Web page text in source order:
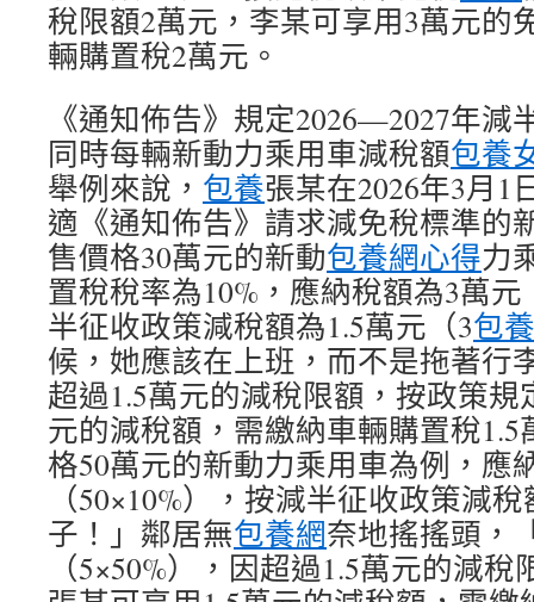
稅限額2萬元，李某可享用3萬元的
輛購置稅2萬元。
《通知佈告》規定2026—2027年減
同時每輛新動力乘用車減稅額包養
舉例來說， 包養張某在2026年3月1
適《通知佈告》請求減免稅標準的
售價格30萬元的新動包養網心得力
置稅稅率為10%，應納稅額為3萬元
半征收政策減稅額為1.5萬元（3包
候，她應該在上班，而不是拖著行
超過1.5萬元的減稅限額，按政策規
元的減稅額，需繳納車輛購置稅1.5
格50萬元的新動力乘用車為例，應
（50×10%），按減半征收政策減
子！」鄰居無包養網奈地搖搖頭，
（5×50%），因超過1.5萬元的減